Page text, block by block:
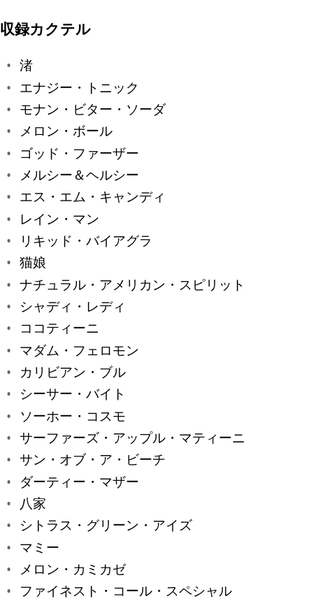
収録カクテル
渚
エナジー・トニック
モナン・ビター・ソーダ
メロン・ボール
ゴッド・ファーザー
メルシー＆ヘルシー
エス・エム・キャンディ
レイン・マン
リキッド・バイアグラ
猫娘
ナチュラル・アメリカン・スピリット
シャディ・レディ
ココティーニ
マダム・フェロモン
カリビアン・ブル
シーサー・バイト
ソーホー・コスモ
サーファーズ・アップル・マティーニ
サン・オブ・ア・ビーチ
ダーティー・マザー
八家
シトラス・グリーン・アイズ
マミー
メロン・カミカゼ
ファイネスト・コール・スペシャル